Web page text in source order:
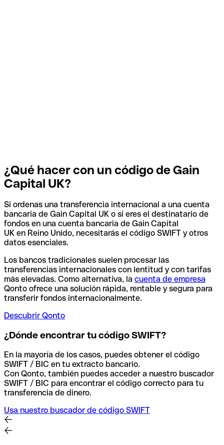
¿Qué hacer con un código de Gain
Capital UK?
Si ordenas una transferencia internacional a una cuenta
bancaria de Gain Capital UK o si eres el destinatario de
fondos en una cuenta bancaria de Gain Capital
UK en Reino Unido, necesitarás el código SWIFT y otros
datos esenciales.
Los bancos tradicionales suelen procesar las
transferencias internacionales con lentitud y con tarifas
más elevadas. Como alternativa, la cuenta de empresa
Qonto ofrece una solución rápida, rentable y segura para
transferir fondos internacionalmente.
Descubrir Qonto
¿Dónde encontrar tu código SWIFT?
En la mayoría de los casos, puedes obtener el código
SWIFT / BIC en tu extracto bancario.
Con Qonto, también puedes acceder a nuestro buscador
SWIFT / BIC para encontrar el código correcto para tu
transferencia de dinero.
Usa nuestro buscador de código SWIFT